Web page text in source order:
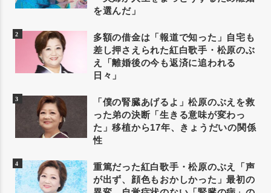
を選んだ」
多額の借金は「報道で知った」自宅も
差し押さえられた紅白歌手・松原のぶ
え「離婚後の今も返済に追われる
日々」
「僕の腎臓あげるよ」松原のぶえを救
った弟の決断「生きる意味が変わっ
た」移植から17年、きょうだいの関係
性
重篤だった紅白歌手・松原のぶえ「声
が出ず、顔色もおかしかった」最初の